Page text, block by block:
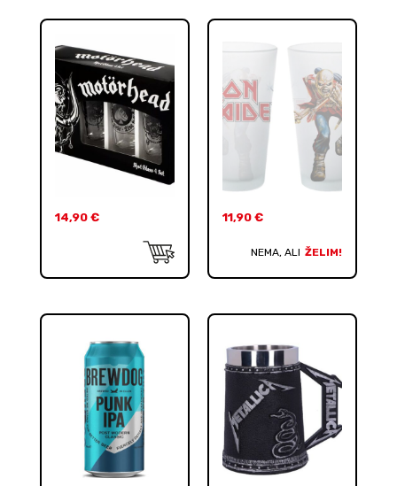
14,90 € 11,90 €
NEMA, ALI ŽELIM!